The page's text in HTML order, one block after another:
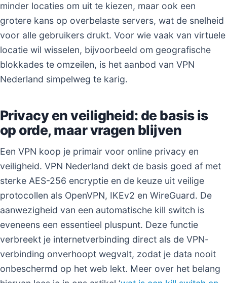
minder locaties om uit te kiezen, maar ook een
grotere kans op overbelaste servers, wat de snelheid
voor alle gebruikers drukt. Voor wie vaak van virtuele
locatie wil wisselen, bijvoorbeeld om geografische
blokkades te omzeilen, is het aanbod van VPN
Nederland simpelweg te karig.
Privacy en veiligheid: de basis is
op orde, maar vragen blijven
Een VPN koop je primair voor online privacy en
veiligheid. VPN Nederland dekt de basis goed af met
sterke AES-256 encryptie en de keuze uit veilige
protocollen als OpenVPN, IKEv2 en WireGuard. De
aanwezigheid van een automatische kill switch is
eveneens een essentieel pluspunt. Deze functie
verbreekt je internetverbinding direct als de VPN-
verbinding onverhoopt wegvalt, zodat je data nooit
onbeschermd op het web lekt. Meer over het belang